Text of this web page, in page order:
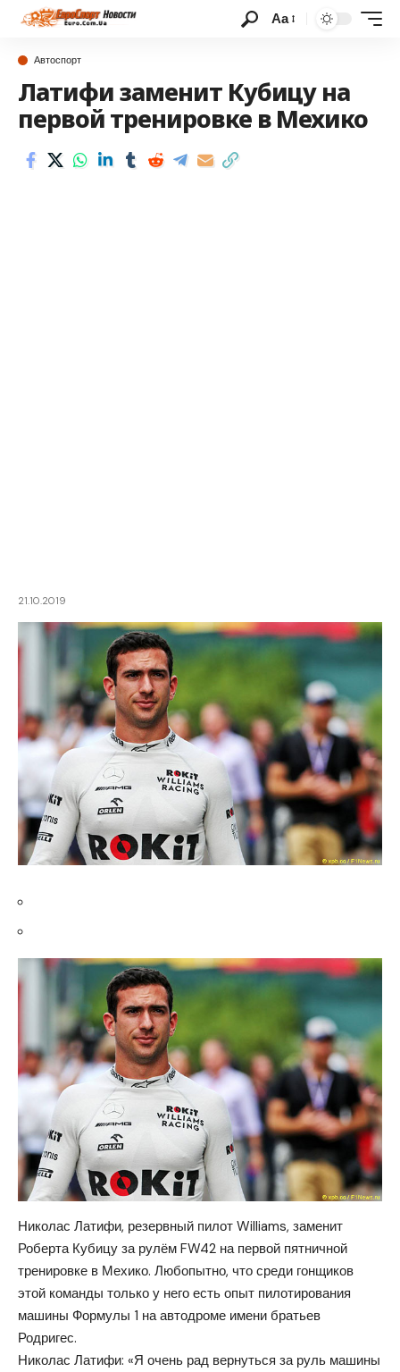
Аа
Автоспорт
Латифи заменит Кубицу на
первой тренировке в Мехико
21.10.2019
Николас Латифи, резервный пилот Williams, заменит
Роберта Кубицу за рулём FW42 на первой пятничной
тренировке в Мехико. Любопытно, что среди гонщиков
этой команды только у него есть опыт пилотирования
машины Формулы 1 на автодроме имени братьев
Родригес.
Николас Латифи: «Я очень рад вернуться за руль машины